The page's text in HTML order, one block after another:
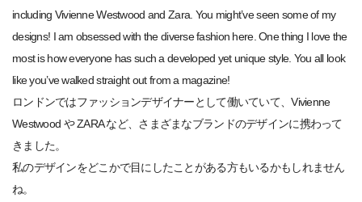
including Vivienne Westwood and Zara. You might’ve seen some of my
designs! I am obsessed with the diverse fashion here. One thing I love the
most is how everyone has such a developed yet unique style. You all look
like you’ve walked straight out from a magazine!
ロンドンではファッションデザイナーとして働いていて、Vivienne
Westwood や ZARA など、さまざまなブランドのデザインに携わって
きました。
私のデザインをどこかで目にしたことがある方もいるかもしれません
ね。